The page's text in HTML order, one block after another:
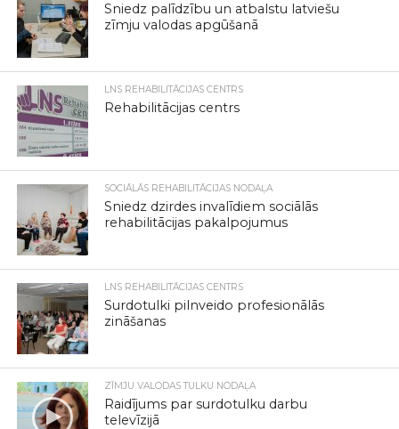
Sniedz palīdzību un atbalstu latviešu
zīmju valodas apgūšanā
LNS REHABILITĀCIJAS CENTRS
Rehabilitācijas centrs
SOCIĀLĀS REHABILITĀCIJAS NODAĻA
Sniedz dzirdes invalīdiem sociālās
rehabilitācijas pakalpojumus
LNS REHABILITĀCIJAS CENTRS
Surdotulki pilnveido profesionālās
zināšanas
ZĪMJU VALODAS TULKU NODAĻA
Raidījums par surdotulku darbu
televīzijā